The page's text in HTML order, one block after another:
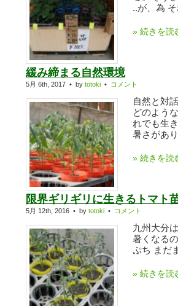
..が、為
» 続きを読
緩み締まる自然環境
5月 6th, 2017 • by totoki • コメント
自然と対
どのよう
れでも生
暑さがあ
» 続きを読
限界ギリギリに生きるトマト
5月 12th, 2016 • by totoki • コメント
九州大分
暑くなる
ぷち まだ
» 続きを読